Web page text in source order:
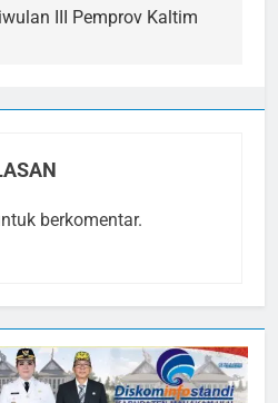
III Pemprov Kaltim
berkomentar.